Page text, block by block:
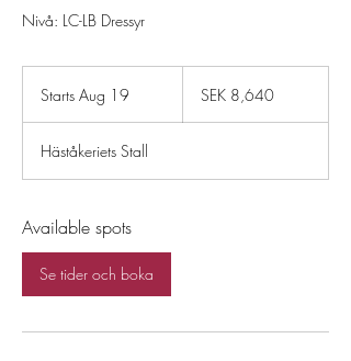
Nivå: LC-LB Dressyr
Starts Aug 19
r
t
u
1
9
kronorSEK 8,640
Häståkeriets Stall
Available spots
Se tider och boka